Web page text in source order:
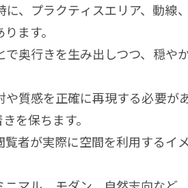
30 号
Japan
、プラクティスエリア、動線
ます。
奥行きを生み出しつつ、穏や
質感を正確に再現する必要があ
を保ちます。
者が実際に空間を利用するイ